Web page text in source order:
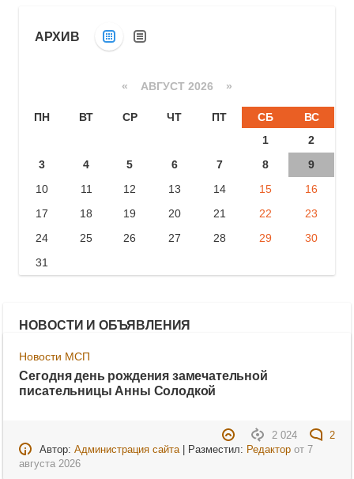
АРХИВ
« АВГУСТ 2026 »
ПН ВТ СР ЧТ ПТ СБ
ВС
1
2
3
4 5 6 7 8
9
10
11 12 13 14 15
16
17
18 19 20 21 22
23
24
25 26 27 28 29
30
31
НОВОСТИ И ОБЪЯВЛЕНИЯ
Новости МСП
Сегодня день рождения замечательной
писательницы Анны Солодкой
2 024
2
Автор: Администрация сайта| Разместил: Редакторот 7
августа 2026